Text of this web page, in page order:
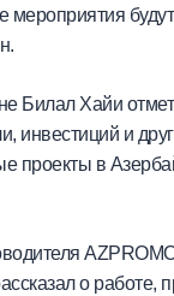
мероприятия
Билал Хайи
инвестиций и
проекты в
о